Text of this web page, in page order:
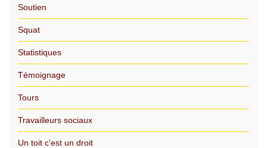
Soutien
Squat
Statistiques
Témoignage
Tours
Travailleurs sociaux
Un toit c'est un droit